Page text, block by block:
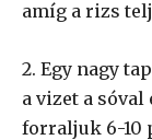
amíg a rizs
2. Egy nagy
a vizet a sóval
forraljuk 6-10